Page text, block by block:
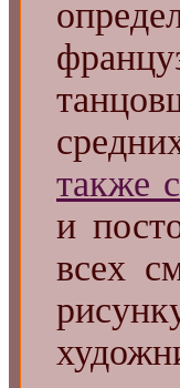
также
и
всех